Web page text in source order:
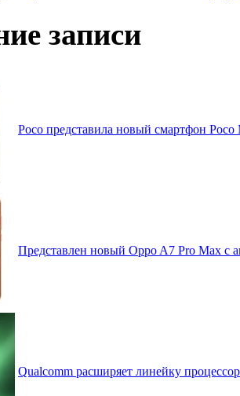
записи
Poco представила новый смартфон
Представлен новый Oppo A7 Pro Max с
Qualcomm расширяет линейку